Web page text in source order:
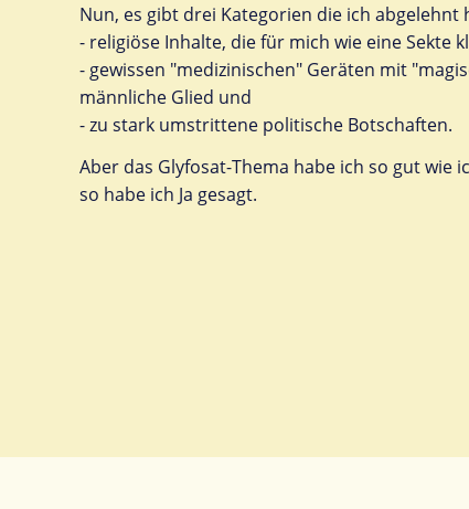
Nun, es gibt drei Kategorien die ich abgelehnt
- religiöse Inhalte, die für mich wie eine Sekte
- gewissen "medizinischen" Geräten mit
männliche Glied und
- zu stark umstrittene politische Botschaften.
Aber das Glyfosat-Thema habe ich so gut wie
so habe ich Ja gesagt.